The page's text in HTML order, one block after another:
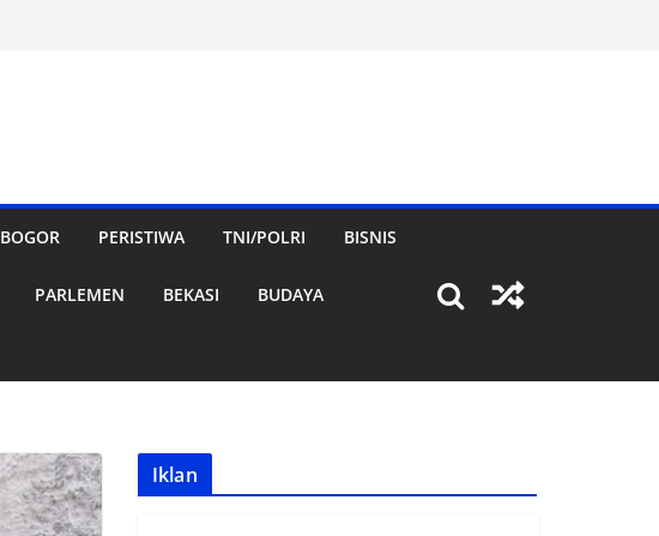
BOGOR PERISTIWA TNI/POLRI BISNIS
PARLEMEN BEKASI BUDAYA
Iklan